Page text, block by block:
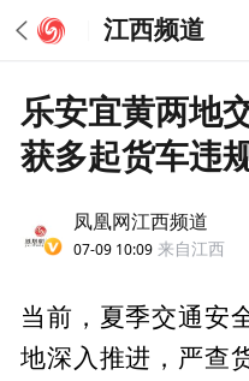
江西频道
乐安宜黄两地
获多起货车违
凤凰网江西频道
07-09 10:09 来自江西
当前，夏季交通安
地深入推进，严查